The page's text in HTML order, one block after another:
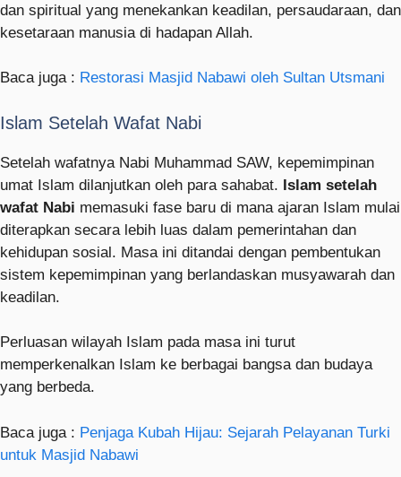
dan spiritual yang menekankan keadilan, persaudaraan, dan
kesetaraan manusia di hadapan Allah.
Baca juga : Restorasi Masjid Nabawi oleh Sultan Utsmani
Islam Setelah Wafat Nabi
Setelah wafatnya Nabi Muhammad SAW, kepemimpinan
umat Islam dilanjutkan oleh para sahabat. Islam setelah
wafat Nabi memasuki fase baru di mana ajaran Islam mulai
diterapkan secara lebih luas dalam pemerintahan dan
kehidupan sosial. Masa ini ditandai dengan pembentukan
sistem kepemimpinan yang berlandaskan musyawarah dan
keadilan.
Perluasan wilayah Islam pada masa ini turut
memperkenalkan Islam ke berbagai bangsa dan budaya
yang berbeda.
Baca juga : Penjaga Kubah Hijau: Sejarah Pelayanan Turki
untuk Masjid Nabawi